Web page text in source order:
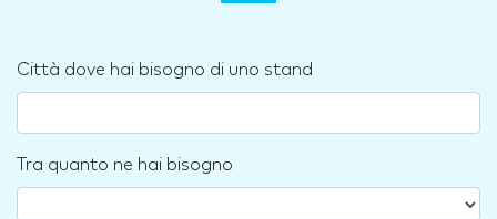
Città dove hai bisogno di uno stand
Tra quanto ne hai bisogno